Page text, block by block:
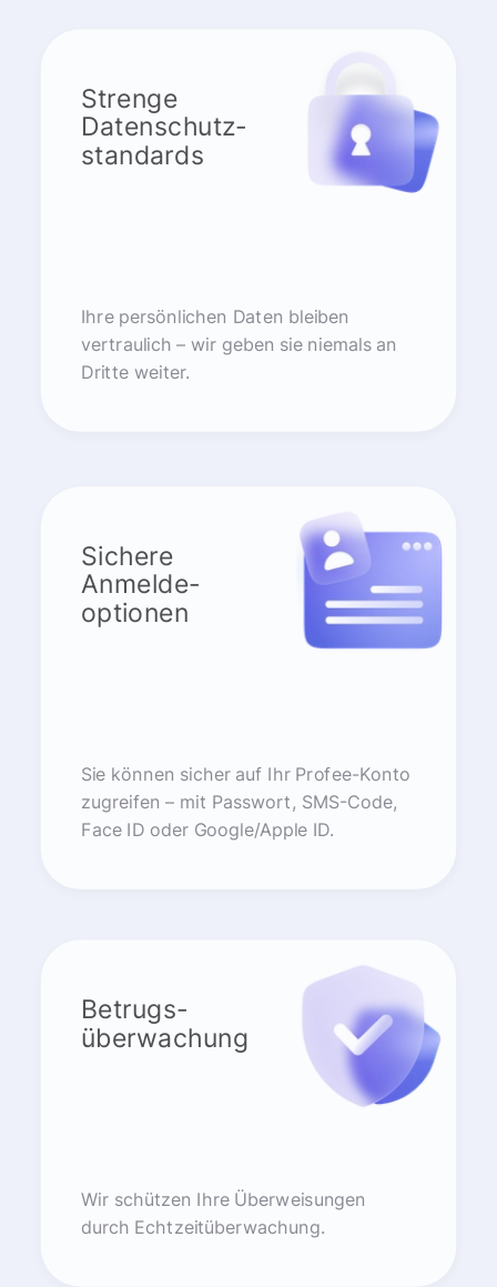
Strenge
Datenschutz-
standards
Ihre persönlichen Daten bleiben
vertraulich – wir geben sie niemals an
Dritte weiter.
Sichere
Anmelde-
optionen
Sie können sicher auf Ihr Profee-Konto
zugreifen – mit Passwort, SMS-Code,
Face ID oder Google/Apple ID.
Betrugs-
überwachung
Wir schützen Ihre Überweisungen
durch Echtzeitüberwachung.